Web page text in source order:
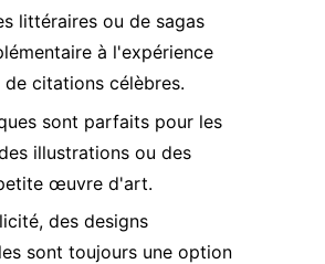
littéraires ou de sagas
à l'expérience
citations célèbres.
sont parfaits pour les
illustrations ou des
œuvre d'art.
des designs
sont toujours une option